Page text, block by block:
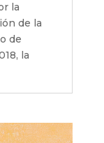
la
de la
de
la